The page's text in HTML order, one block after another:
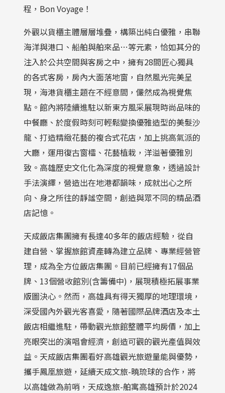
程，Bon Voyage！
外觀以貨櫃主體層層堆疊，構築出純白優雅，串聯
海洋與港口、船舶與舶來品…等元素，恰如其分的
注入於公共空間與客房之中，擁有28間匠心獨具
的各式客房，房內大面落地窗，自然風光完美呈
現，海港貨櫃主題在不經意間，儼然成為視覺焦
點。館內將陸續進駐以新東方風采展現時尚品味的
中餐廳、於度假時刻可輕鬆變換優雅造型的美髮沙
龍、打造精緻花藝的複合式花店，加上挑高氣派的
大廳，運用復古窗櫺、花藝植栽，洋溢著優雅別
致。高雄歷史文化化為深度的視覺意象，透過設計
手法演繹，營造出在地港都韻味，成就出心之所
向、身之所往的靜謐空間，創造與眾不同的精品酒
店記憶。
天成飯店集團擁有長達40多年的飯店經驗，從自
建自營、掌握旅館資產轉為建立品牌、專業經營管
理，成為全方位飯店集團。目前已經擁有17個品
牌、13個營收館別(含籌備中)，展現積極拓展事業
版圖決心。然而，高雄具有得天獨厚的地理環境，
深受國內外觀光客喜愛，隨著國際品牌酒店及本土
飯店相繼進駐，帶動觀光旅館整體平均房價，加上
亮眼突出的演唱會經濟，創造可觀的觀光產值與效
益。天成飯店集團看好高雄觀光旅遊量能與優勢，
攜手鳳凰旅遊，延續天成文旅-曉琉球的合作，將
以高雄做為前哨，天成逸旅-舶寓高雄預計於2024